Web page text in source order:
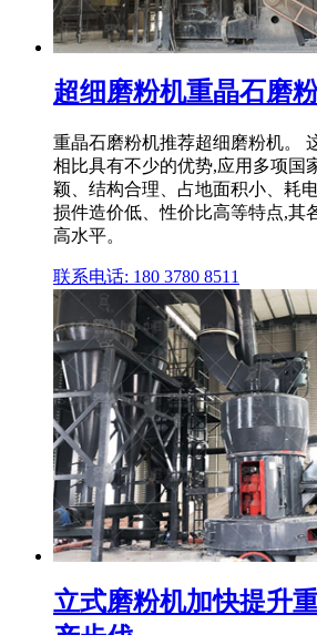
超细磨粉机重晶石磨
重晶石磨粉机推荐超细磨粉机。
相比具有不少的优势,应用多项国
颖、结构合理、占地面积小、耗
损件造价低、性价比高等特点,其
高水平。
联系电话: 180 3780 8511
立式磨粉机加快提升